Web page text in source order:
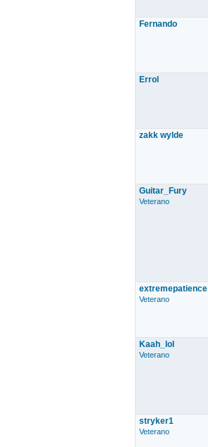
Fernando
Errol
zakk wylde
Guitar_Fury
Veterano
extremepatience
Veterano
Kaah_lol
Veterano
stryker1
Veterano